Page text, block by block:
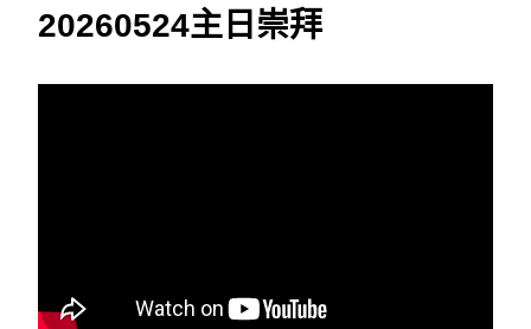
20260524主日崇拜